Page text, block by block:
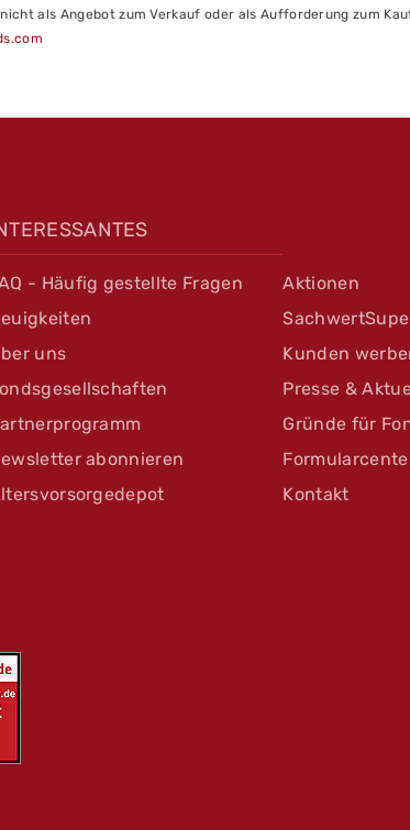
als Angebot zum Verkauf oder als Aufforderung zum
- Häufig gestellte Fragen Aktionen
uns
Kunden
Presse &
Gründe für
abonnieren
Kontakt